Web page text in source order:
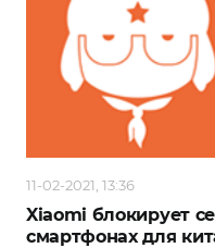
11-02-2021, 13:36
Xiaomi блокирует
смартфонах для